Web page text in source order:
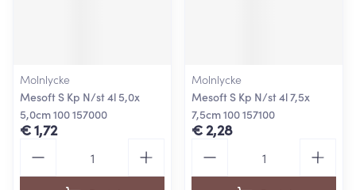
Molnlycke
Mesoft S Kp N/st 4l 5,0x
5,0cm 100 157000
€ 1,72
Molnlycke
Mesoft S Kp N/st 4l 7,5x
7,5cm 100 157100
€ 2,28